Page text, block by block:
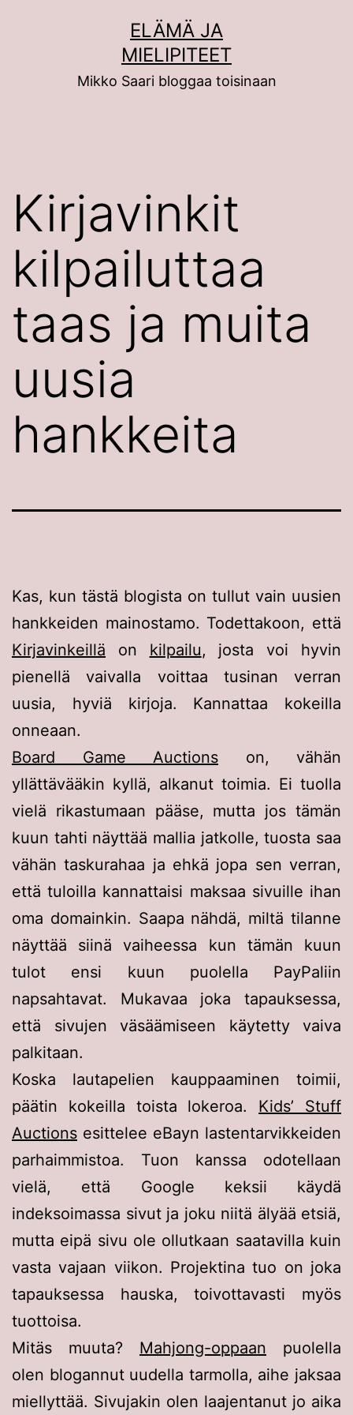
ELÄMÄ JA
MIELIPITEET
Mikko Saari bloggaa toisinaan
Kirjavinkit
kilpailuttaa
taas ja muita
uusia
hankkeita
Kas, kun tästä blogista on tullut vain uusien
hankkeiden mainostamo. Todettakoon, että
Kirjavinkeillä on kilpailu, josta voi hyvin
pienellä vaivalla voittaa tusinan verran
uusia, hyviä kirjoja. Kannattaa kokeilla
onneaan.
Board Game Auctions on, vähän
yllättävääkin kyllä, alkanut toimia. Ei tuolla
vielä rikastumaan pääse, mutta jos tämän
kuun tahti näyttää mallia jatkolle, tuosta saa
vähän taskurahaa ja ehkä jopa sen verran,
että tuloilla kannattaisi maksaa sivuille ihan
oma domainkin. Saapa nähdä, miltä tilanne
näyttää siinä vaiheessa kun tämän kuun
tulot ensi kuun puolella PayPaliin
napsahtavat. Mukavaa joka tapauksessa,
että sivujen väsäämiseen käytetty vaiva
palkitaan.
Koska lautapelien kauppaaminen toimii,
päätin kokeilla toista lokeroa. Kids’ Stuff
Auctions esittelee eBayn lastentarvikkeiden
parhaimmistoa. Tuon kanssa odotellaan
vielä, että Google keksii käydä
indeksoimassa sivut ja joku niitä älyää etsiä,
mutta eipä sivu ole ollutkaan saatavilla kuin
vasta vajaan viikon. Projektina tuo on joka
tapauksessa hauska, toivottavasti myös
tuottoisa.
Mitäs muuta? Mahjong-oppaan puolella
olen blogannut uudella tarmolla, aihe jaksaa
miellyttää. Sivujakin olen laajentanut jo aika